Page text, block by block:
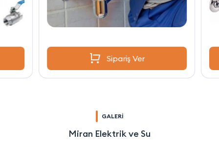
Sipariş Ver
GALERİ
Miran Elektrik ve Su